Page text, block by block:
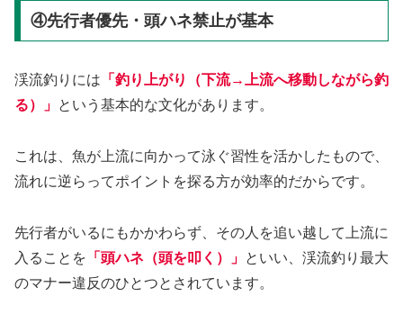
④先行者優先・頭ハネ禁止が基本
渓流釣りには 「釣り上がり（下流→上流へ移動しながら釣
る）」 という基本的な文化があります。
これは、魚が上流に向かって泳ぐ習性を活かしたもので、
流れに逆らってポイントを探る方が効率的だからです。
先行者がいるにもかかわらず、その人を追い越して上流に
入ることを 「頭ハネ（頭を叩く）」 といい、渓流釣り最大
のマナー違反のひとつとされています。